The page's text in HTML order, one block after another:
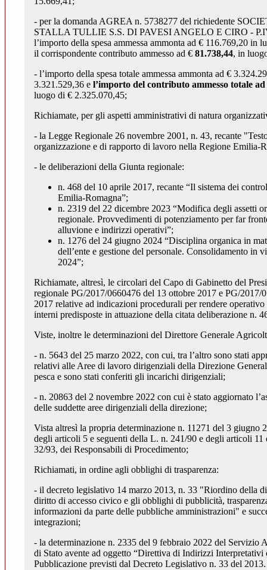
- per la domanda AGREA n. 5738277 del richiedente
STALLA TULLIE S.S. DI PAVESI ANGELO E CIRO -
l’importo della spesa ammessa ammonta ad € 116.769,20 in
il corrispondente contributo ammesso ad € 81.738,44, in
- l’importo della spesa totale ammessa ammonta ad €
3.321.529,36 e l’importo del contributo ammesso totale ad
luogo di € 2.325.070,45;
Richiamate, per gli aspetti amministrativi di natura
- la Legge Regionale 26 novembre 2001, n. 43, recante
organizzazione e di rapporto di lavoro nella Regione Emilia-
- le deliberazioni della Giunta regionale:
n. 468 del 10 aprile 2017, recante “Il sistema dei
Emilia-Romagna”;
n. 2319 del 22 dicembre 2023 “Modifica degli assetti
regionale. Provvedimenti di potenziamento per far
alluvione e indirizzi operativi”;
n. 1276 del 24 giugno 2024 “Disciplina organica in
dell’ente e gestione del personale. Consolidamento in
2024”;
Richiamate, altresì, le circolari del Capo di Gabinetto del
regionale PG/2017/0660476 del 13 ottobre 2017 e PG/2017/
2017 relative ad indicazioni procedurali per rendere
interni predisposte in attuazione della citata deliberazione n.
Viste, inoltre le determinazioni del Direttore Generale
- n. 5643 del 25 marzo 2022, con cui, tra l’altro sono stati
relativi alle Aree di lavoro dirigenziali della Direzione
pesca e sono stati conferiti gli incarichi dirigenziali;
- n. 20863 del 2 novembre 2022 con cui è stato aggiornato
delle suddette aree dirigenziali della direzione;
Vista altresì la propria determinazione n. 11271 del 3 giugno
degli articoli 5 e seguenti della L. n. 241/90 e degli articoli 11
32/93, dei Responsabili di Procedimento;
Richiamati, in ordine agli obblighi di trasparenza:
- il decreto legislativo 14 marzo 2013, n. 33 "Riordino della
diritto di accesso civico e gli obblighi di pubblicità,
informazioni da parte delle pubbliche amministrazioni" e
integrazioni;
- la determinazione n. 2335 del 9 febbraio 2022 del Servizio
di Stato avente ad oggetto “Direttiva di Indirizzi
Pubblicazione previsti dal Decreto Legislativo n. 33 del